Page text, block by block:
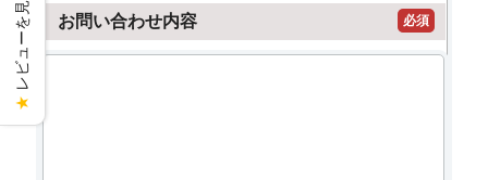
お問い合わせ内容 必須
★
レビューを見る